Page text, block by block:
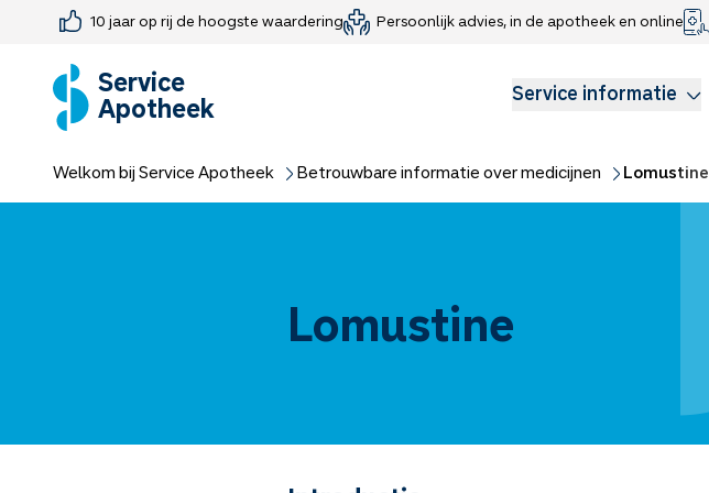
10 jaar op rij de hoogste waardering Persoonlijk advies, in de apotheek en online
Service
Apotheek Service informatie
Farmaceutisch consult
Medicijn-APK
Jouw medische gegevens delen
Medicijnen voor kinderen
Welkom bij Service Apotheek Betrouwbare informatie over medicijnen Lomustine
Lomustine